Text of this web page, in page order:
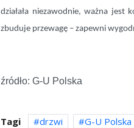
działała niezawodnie, ważna
zbuduje przewagę – zapewni
źródło: G-U Polska
Tagi drzwi G-U Polska